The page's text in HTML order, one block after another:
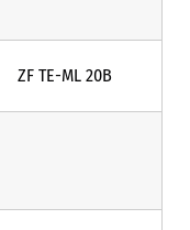
ZF TE-ML 20B